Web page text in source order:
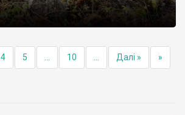
4 5 10 Далі » »